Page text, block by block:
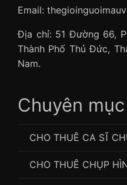
Email:
Địa chỉ: 51 Đường 66,
Thành Phố Thủ Đức,
Nam.
Chuyên mục
CHO THUÊ CA SĨ
CHO THUÊ CHỤP